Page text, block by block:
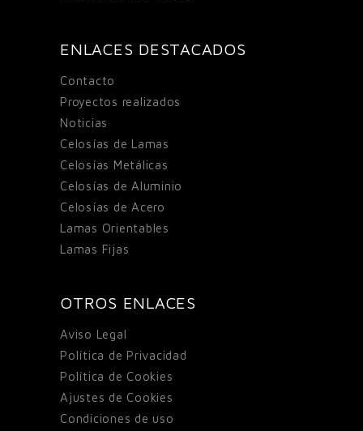
ENLACES DESTACADOS
Contacto
Proyectos realizados
Noticias
Celosías de Lamas
Celosías Metálicas
Celosías de Aluminio
Celosías de Acero
Lamas Orientables
Lamas Fijas
OTROS ENLACES
Aviso Legal
Política de Privacidad
Política de Cookies
Ajustes de Cookies
Condiciones de uso